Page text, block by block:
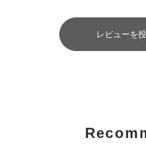
レビューを